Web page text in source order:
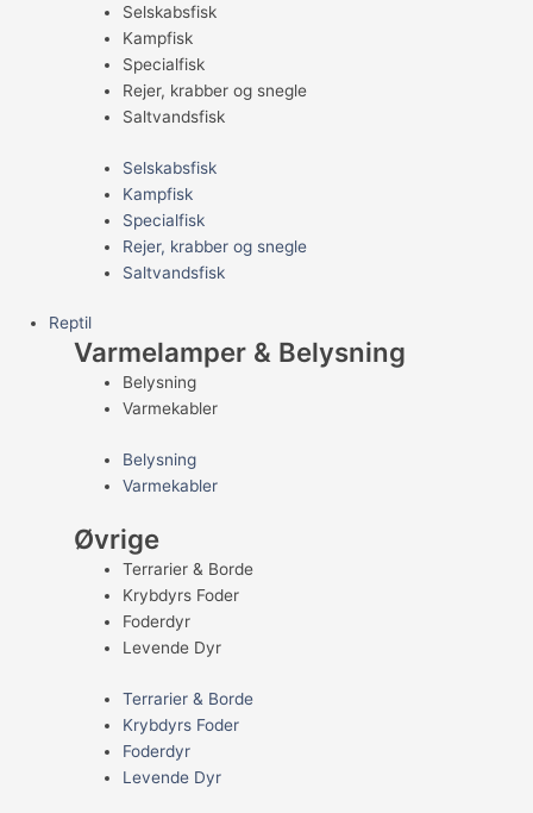
Selskabsfisk
Kampfisk
Specialfisk
Rejer, krabber og snegle
Saltvandsfisk
Selskabsfisk
Kampfisk
Specialfisk
Rejer, krabber og snegle
Saltvandsfisk
Reptil
Varmelamper & Belysning
Belysning
Varmekabler
Belysning
Varmekabler
Øvrige
Terrarier & Borde
Krybdyrs Foder
Foderdyr
Levende Dyr
Terrarier & Borde
Krybdyrs Foder
Foderdyr
Levende Dyr